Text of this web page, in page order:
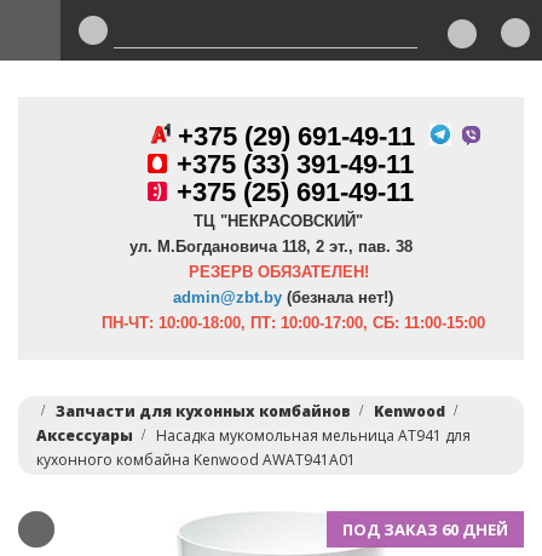
+375 (29) 691-49-11
+375 (33) 391-49-11
+375 (25) 691-49-11
ТЦ "НЕКРАСОВСКИЙ"
ул. М.Богдановича 118, 2 эт., пав. 38
РЕЗЕРВ ОБЯЗАТЕЛЕН!
admin@zbt.by (безнала нет!)
ПН-ЧТ: 10:00-18:00, ПТ: 10:00-17:00, СБ: 11:00-15:00
Запчасти для кухонных комбайнов
Kenwood
Аксессуары
Насадка мукомольная мельница AT941 для
кухонного комбайна Kenwood AWAT941A01
ПОД ЗАКАЗ 60 ДНЕЙ